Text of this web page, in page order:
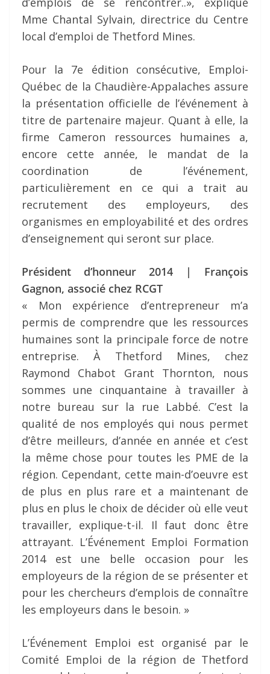
Mme Chantal Sylvain, directrice du Centre
local d’emploi de Thetford Mines.
Pour la 7e édition consécutive, Emploi-
Québec de la Chaudière-Appalaches assure
la présentation officielle de l’événement à
titre de partenaire majeur. Quant à elle, la
firme Cameron ressources humaines a,
encore cette année, le mandat de la
coordination de l’événement,
particulièrement en ce qui a trait au
recrutement des employeurs, des
organismes en employabilité et des ordres
d’enseignement qui seront sur place.
Président d’honneur 2014 | François
Gagnon, associé chez RCGT
« Mon expérience d’entrepreneur m’a
permis de comprendre que les ressources
humaines sont la principale force de notre
entreprise. À Thetford Mines, chez
Raymond Chabot Grant Thornton, nous
sommes une cinquantaine à travailler à
notre bureau sur la rue Labbé. C’est la
qualité de nos employés qui nous permet
d’être meilleurs, d’année en année et c’est
la même chose pour toutes les PME de la
région. Cependant, cette main-d’oeuvre est
de plus en plus rare et a maintenant de
plus en plus le choix de décider où elle veut
travailler, explique-t-il. Il faut donc être
attrayant. L’Événement Emploi Formation
2014 est une belle occasion pour les
employeurs de la région de se présenter et
pour les chercheurs d’emplois de connaître
les employeurs dans le besoin. »
L’Événement Emploi est organisé par le
Comité Emploi de la région de Thetford